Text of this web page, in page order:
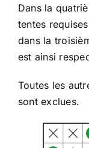
Dans la
tentes
dans la
est ainsi
Toutes les
sont exclues.